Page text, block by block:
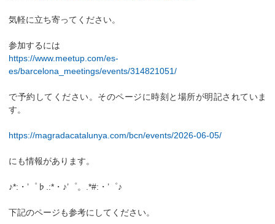
気軽に立ち寄ってください。
参加するには
https://www.meetup.com/es-
es/barcelona_meetings/events/314821051/
で予約してください。そのページに時刻と場所が明記されていま
す。
https://magradacatalunya.com/bcn/events/2026-06-05/
にも情報があります。
♪*:・’゜♭.:*・♪’゜。.*#:・’゜♪
下記のページも参考にしてください。